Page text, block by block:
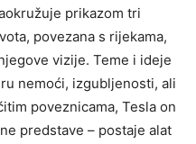
prikazom tri
povezana s rijekama,
vizije. Teme i ideje
nemoći, izgubljenosti, ali
poveznicama, Tesla on
predstave – postaje alat